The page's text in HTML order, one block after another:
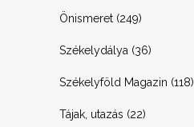
Önismeret (249)
Székelydálya (36)
Székelyföld Magazin (118)
Tájak, utazás (22)